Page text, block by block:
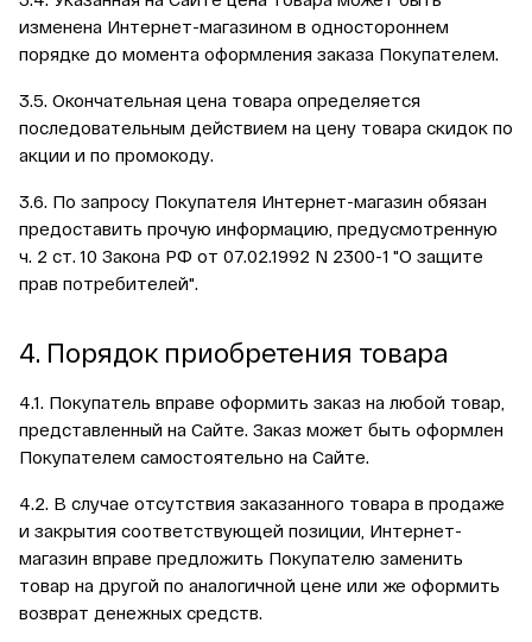
изменена Интернет-магазином в одностороннем
порядке до момента оформления заказа Покупателем.
3.5. Окончательная цена товара определяется
последовательным действием на цену товара скидок по
акции и по промокоду.
3.6. По запросу Покупателя Интернет-магазин обязан
предоставить прочую информацию, предусмотренную
ч. 2 ст. 10 Закона РФ от 07.02.1992 N 2300-1 "О защите
прав потребителей".
4. Порядок приобретения товара
4.1. Покупатель вправе оформить заказ на любой товар,
представленный на Сайте. Заказ может быть оформлен
Покупателем самостоятельно на Сайте.
4.2. В случае отсутствия заказанного товара в продаже
и закрытия соответствующей позиции, Интернет-
магазин вправе предложить Покупателю заменить
товар на другой по аналогичной цене или же оформить
возврат денежных средств.